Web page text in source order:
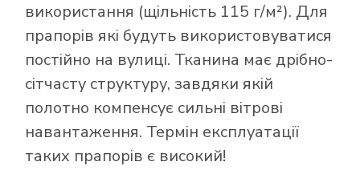
використання (щільність 115 г/м²). Для
прапорів які будуть використовуватися
постійно на вулиці. Тканина має дрібно-
сітчасту структуру, завдяки якій
полотно компенсує сильні вітрові
навантаження. Термін експлуатації
таких прапорів є високий!